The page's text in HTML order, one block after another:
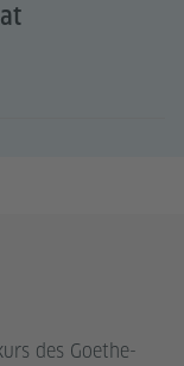
des Goethe-